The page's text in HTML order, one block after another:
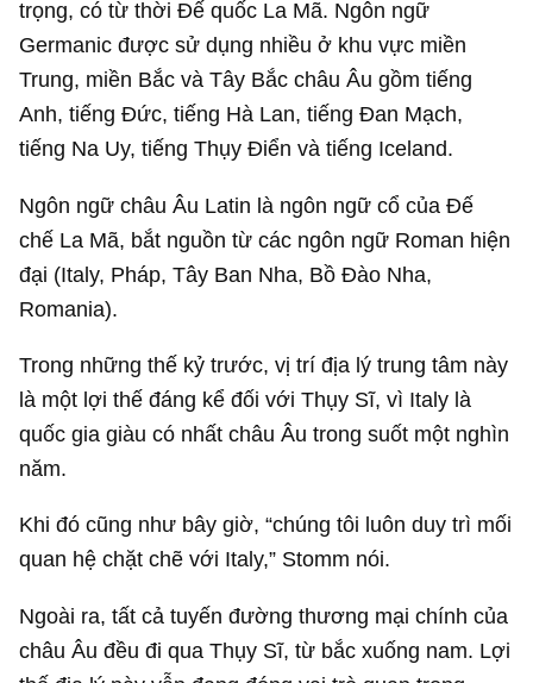
Với lập trường trung lập đó, các thể chế và quốc
gia trên “có xu hướng dành một số đặc quyền nhất
định cho Thụy Sĩ, vì họ không coi Thụy Sĩ là mối đe
dọa cả về chính trị và quân sự”.
Stomm giải thích.
Điều này đã xảy ra trong Thế chiến 2, khi Thụy Sĩ
duy trì sự trung lập trong thương mại, nhưng lại bị
các nước thuộc khối Đồng Minh, đặc biệt là Mỹ và
Anh, phong tỏa về kinh tế và ngoại giao.
“Chúng tôi không còn lựa chọn nào khác ngoài việc
giao dịch với Đức Quốc xã, bởi nếu không thì
Những phân tích của Stomm cũng đặt ra một góc
người Thụy Sĩ đã tự nguyện bán vàng cho Đức
trong chiến tranh.